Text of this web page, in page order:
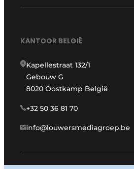
KANTOOR BELGIË
Kapellestraat 132/1
Gebouw G
8020 Oostkamp België
+32 50 36 81 70
info@louwersmediagroep.be